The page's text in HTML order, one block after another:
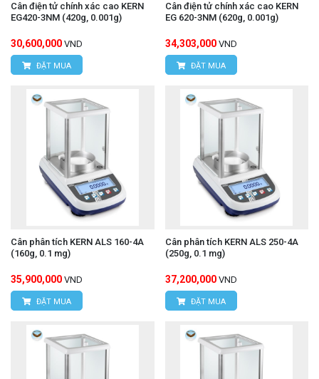
Cân điện tử chính xác cao KERN
EG420-3NM (420g, 0.001g)
30,600,000 VND
ĐẶT MUA
Cân điện tử chính xác cao KERN
EG 620-3NM (620g, 0.001g)
34,303,000 VND
ĐẶT MUA
Cân phân tích KERN ALS 160-4A
(160g, 0.1 mg)
35,900,000 VND
ĐẶT MUA
Cân phân tích KERN ALS 250-4A
(250g, 0.1 mg)
37,200,000 VND
ĐẶT MUA